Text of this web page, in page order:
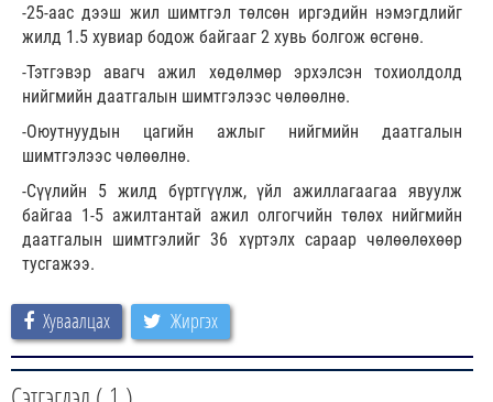
-25-аас дээш жил шимтгэл төлсөн иргэдийн нэмэгдлийг
жилд 1.5 хувиар бодож байгааг 2 хувь болгож өсгөнө.
-Тэтгэвэр авагч ажил хөдөлмөр эрхэлсэн тохиолдолд
нийгмийн даатгалын шимтгэлээс чөлөөлнө.
-Оюутнуудын цагийн ажлыг нийгмийн даатгалын
шимтгэлээс чөлөөлнө.
-Сүүлийн 5 жилд бүртгүүлж, үйл ажиллагаагаа явуулж
байгаа 1-5 ажилтантай ажил олгогчийн төлөх нийгмийн
даатгалын шимтгэлийг 36 хүртэлх сараар чөлөөлөхөөр
тусгажээ.
Хуваалцах Жиргэх